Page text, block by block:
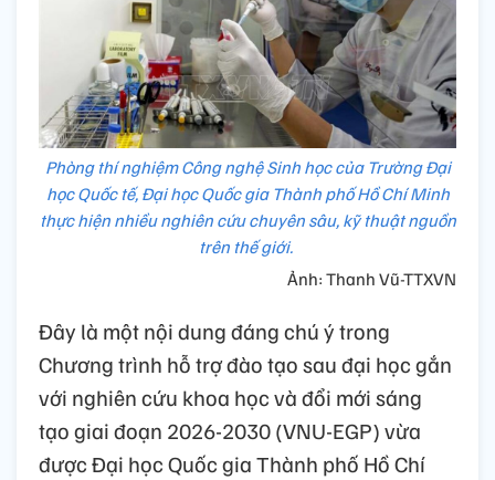
Phòng thí nghiệm Công nghệ Sinh học của Trường Đại
học Quốc tế, Đại học Quốc gia Thành phố Hồ Chí Minh
thực hiện nhiều nghiên cứu chuyên sâu, kỹ thuật nguồn
trên thế giới.
Ảnh: Thanh Vũ-TTXVN
Đây là một nội dung đáng chú ý trong
Chương trình hỗ trợ đào tạo sau đại học gắn
với nghiên cứu khoa học và đổi mới sáng
tạo giai đoạn 2026-2030 (VNU-EGP) vừa
được Đại học Quốc gia Thành phố Hồ Chí